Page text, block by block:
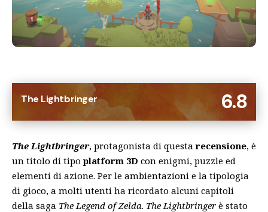
6.8
The Lightbringer
The Lightbringer, protagonista di questarecensione, è
un titolo di tipoplatform 3D con enigmi, puzzle ed
elementi di azione. Per le ambientazioni e la tipologia
di gioco, a molti utenti ha ricordato alcuni capitoli
della saga The Legend of Zelda. The Lightbringer è stato